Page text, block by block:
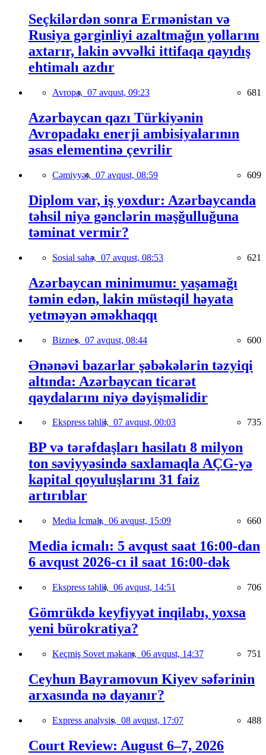
Seçkilərdən sonra Ermənistan və
Rusiya gərginliyi azaltmağın yollarını
axtarır, lakin əvvəlki ittifaqa qayıdış
ehtimalı azdır
Avropa, 07 avqust, 09:23 681
Azərbaycan qazı Türkiyənin
Avropadakı enerji ambisiyalarının
əsas elementinə çevrilir
Cəmiyyət, 07 avqust, 08:59 609
Diplom var, iş yoxdur: Azərbaycanda
təhsil niyə gənclərin məşğulluğuna
təminat vermir?
Sosial sahə, 07 avqust, 08:53 621
Azərbaycan minimumu: yaşamağı
təmin edən, lakin müstəqil həyata
yetməyən əməkhaqqı
Biznes, 07 avqust, 08:44 600
Ənənəvi bazarlar şəbəkələrin təzyiqi
altında: Azərbaycan ticarət
qaydalarını niyə dəyişməlidir
Ekspress təhlil, 07 avqust, 00:03 735
BP və tərəfdaşları hasilatı 8 milyon
ton səviyyəsində saxlamaqla AÇG-yə
kapital qoyuluşlarını 31 faiz
artırıblar
Media İcmalı, 06 avqust, 15:09 660
Media icmalı: 5 avqust saat 16:00-dan
6 avqust 2026-cı il saat 16:00-dək
Ekspress təhlil, 06 avqust, 14:51 706
Gömrükdə keyfiyyət inqilabı, yoxsa
yeni bürokratiya?
Keçmiş Sovet məkanı, 06 avqust, 14:37 751
Ceyhun Bayramovun Kiyev səfərinin
arxasında nə dayanır?
Express analysis, 08 avqust, 17:07 488
Court Review: August 6–7, 2026